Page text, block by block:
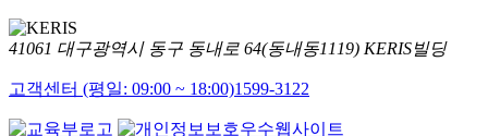
41061 대구광역시 동구 동내로 64(동내동1119) KERIS빌딩
고객센터 (평일: 09:00 ~ 18:00)1599-3122